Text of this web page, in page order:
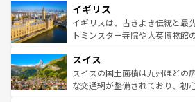
香り高いラベンダー畑など、多
らに、パリ以外の地域にも魅力
も豊かな歴史と文化が息づいて
を参照してほしい。
顔を持つこの国は、どこを歩い
ルリンの文化的活気、バイエル
してライン川沿いのワイン畑と
は、お酒好きな人にはぜひ体験してほしい
ドイツ情報はコンテンツ一覧を
イギリス
イギリスは、古きよき伝統と最
トミンスター寺院や大英博物館
リアごとに異なる魅力がある。
ティー、ビール好きにはたまら
戦など、本場だからこそできる
スイス
スイスの国土面積は九州ほどの
な交通網が整備されており、初